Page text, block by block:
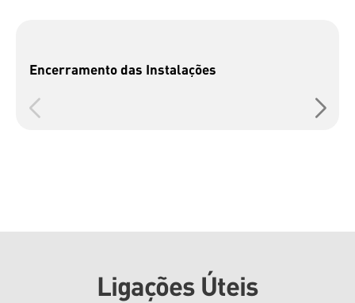
Encerramento das Instalações
Ligações Úteis